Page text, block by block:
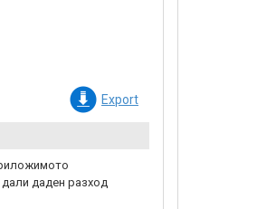
Export
даден разход